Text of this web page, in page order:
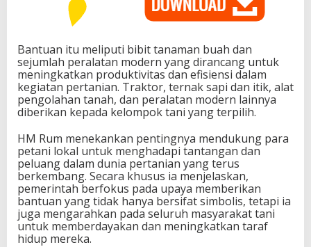
Bantuan itu meliputi bibit tanaman buah dan
sejumlah peralatan modern yang dirancang untuk
meningkatkan produktivitas dan efisiensi dalam
kegiatan pertanian. Traktor, ternak sapi dan itik, alat
pengolahan tanah, dan peralatan modern lainnya
diberikan kepada kelompok tani yang terpilih.
HM Rum menekankan pentingnya mendukung para
petani lokal untuk menghadapi tantangan dan
peluang dalam dunia pertanian yang terus
berkembang. Secara khusus ia menjelaskan,
pemerintah berfokus pada upaya memberikan
bantuan yang tidak hanya bersifat simbolis, tetapi ia
juga mengarahkan pada seluruh masyarakat tani
untuk memberdayakan dan meningkatkan taraf
hidup mereka.